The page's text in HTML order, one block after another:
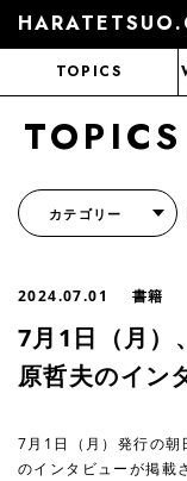
TOPICS
TOPICS
カテゴリー
2024.07.01 書籍
7月1日（月）
原哲夫のイン
7月1日（月）発行の朝
のインタビューが掲載